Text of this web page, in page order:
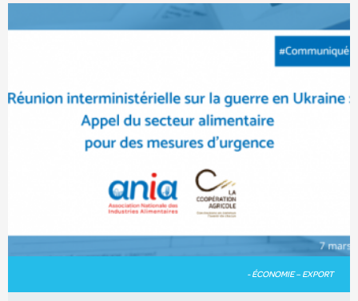
- ÉCONOMIE – EXPORT